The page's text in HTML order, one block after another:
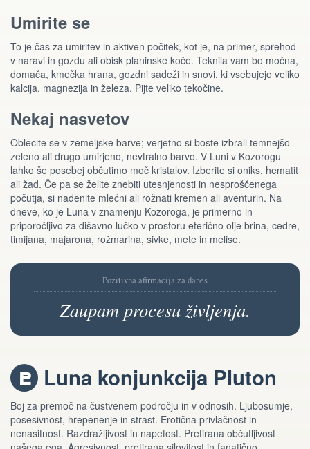
Umirite se
To je čas za umiritev in aktiven počitek, kot je, na primer, sprehod
v naravi in gozdu ali obisk planinske koče. Teknila vam bo močna,
domača, kmečka hrana, gozdni sadeži in snovi, ki vsebujejo veliko
kalcija, magnezija in železa. Pijte veliko tekočine.
Nekaj nasvetov
Oblecite se v zemeljske barve; verjetno si boste izbrali temnejšo
zeleno ali drugo umirjeno, nevtralno barvo. V Luni v Kozorogu
lahko še posebej občutimo moč kristalov. Izberite si oniks, hematit
ali žad. Če pa se želite znebiti utesnjenosti in nesproščenega
počutja, si nadenite mlečni ali rožnati kremen ali aventurin. Na
dneve, ko je Luna v znamenju Kozoroga, je primerno in
priporočljivo za dišavno lučko v prostoru eterično olje brina, cedre,
timijana, majarona, rožmarina, sivke, mete in melise.
Pozitivna afirmacija za danes
Zaupam procesu življenja.
j Luna konjunkcija Pluton
Boj za premoč na čustvenem področju in v odnosih. Ljubosumje,
posesivnost, hrepenenje in strast. Erotična privlačnost in
nenasitnost. Razdražljivost in napetost. Pretirana občutljivost